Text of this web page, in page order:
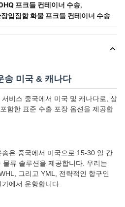
프크들 컨테이너 수송,
입짐함 화물 프크들 컨테이너 수송
송 미국 & 캐나다
비스 중국에서 미국 및 캐나다로, 상
함한 표준 수출 포장 옵션을 제공합
은 중국에서 미국으로 15-30 일 간
류 솔루션을 제공합니다. 우리는
그리고 YML, 전략적인 항구인
에서 운항합니다.